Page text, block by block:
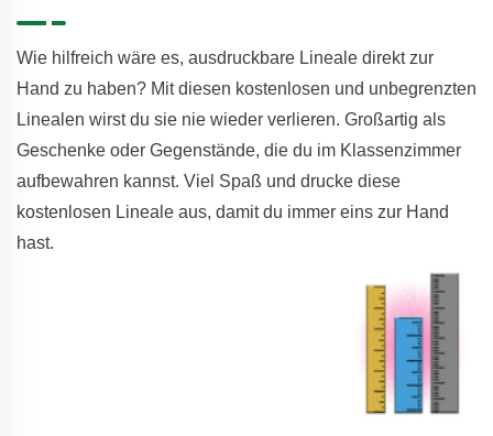
Wie hilfreich wäre es, ausdruckbare Lineale direkt zur
Hand zu haben? Mit diesen kostenlosen und unbegrenzten
Linealen wirst du sie nie wieder verlieren. Großartig als
Geschenke oder Gegenstände, die du im Klassenzimmer
aufbewahren kannst. Viel Spaß und drucke diese
kostenlosen Lineale aus, damit du immer eins zur Hand
hast.